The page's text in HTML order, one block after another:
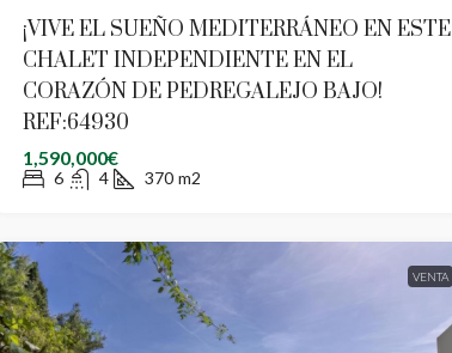
¡VIVE EL SUEÑO MEDITERRÁNEO EN ESTE
CHALET INDEPENDIENTE EN EL
CORAZÓN DE PEDREGALEJO BAJO!
REF:64930
1,590,000€
6 4 370 m2
VENTA